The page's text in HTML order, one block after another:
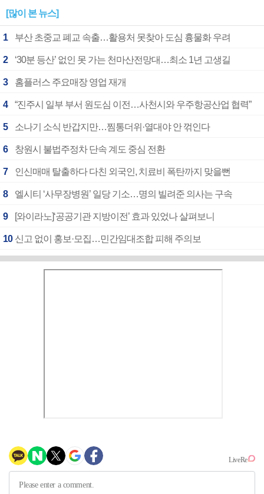
[많이 본 뉴스]
1 부산 초중교 폐교 속출…활용처 못찾아 도심 흉물화 우려
2 ‘30분 등산’ 없인 못 가는 천마산전망대…최소 1년 고생길
3 홈플러스 주요매장 영업 재개
4 “진주시 일부 부서 원도심 이전…사천시와 우주항공산업 협력”
5 소나기 소식 반갑지만…찜통더위·열대야 안 꺾인다
6 창원시 불법주정차 단속 계도 중심 전환
7 인신매매 탈출하다 다친 외국인, 치료비 폭탄까지 맞을뻔
8 엘시티 ‘사무장병원’ 일당 기소…명의 빌려준 의사는 구속
9 [와이라노]‘공공기관 지방이전’ 효과 있었나 살펴보니
10 신고 없이 홍보·모집…민간임대조합 피해 주의보